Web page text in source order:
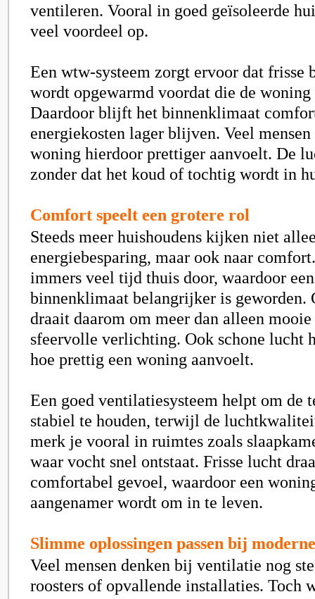
ventileren. Vooral in goed geïsoleerde
veel voordeel op.
Een wtw-systeem zorgt ervoor dat frisse
wordt opgewarmd voordat die de
Daardoor blijft het binnenklimaat
energiekosten lager blijven. Veel
woning hierdoor prettiger aanvoelt. De
zonder dat het koud of tochtig wordt in
Comfort speelt een grotere rol
Steeds meer huishoudens kijken niet
energiebesparing, maar ook naar
immers veel tijd thuis door, waardoor
binnenklimaat belangrijker is geworden.
draait daarom om meer dan alleen
sfeervolle verlichting. Ook schone lucht
hoe prettig een woning aanvoelt.
Een goed ventilatiesysteem helpt om de
stabiel te houden, terwijl de
merk je vooral in ruimtes zoals
waar vocht snel ontstaat. Frisse lucht
comfortabel gevoel, waardoor een
aangenamer wordt om in te leven.
Slimme oplossingen passen bij
Veel mensen denken bij ventilatie nog
roosters of opvallende installaties. Toch